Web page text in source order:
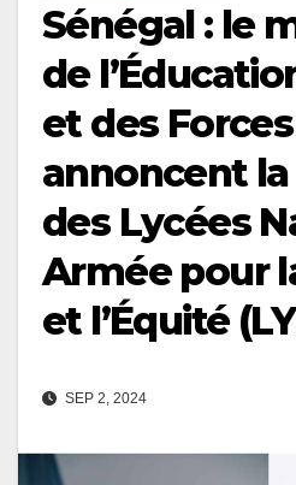
Sénégal : le
de
et des
annoncent
des Lycées
Armée pour
et l’Équité
SEP 2, 2024